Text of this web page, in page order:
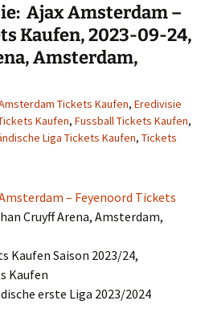
Ajax Amsterdam –
Kaufen, 2023-09-24,
Amsterdam,
Tickets Kaufen, Eredivisie
Kaufen, Fussball Tickets Kaufen,
Liga Tickets Kaufen, Tickets
– Feyenoord Tickets
Cruyff Arena, Amsterdam,
Kaufen Saison 2023/24,
Kaufen
erste Liga 2023/2024